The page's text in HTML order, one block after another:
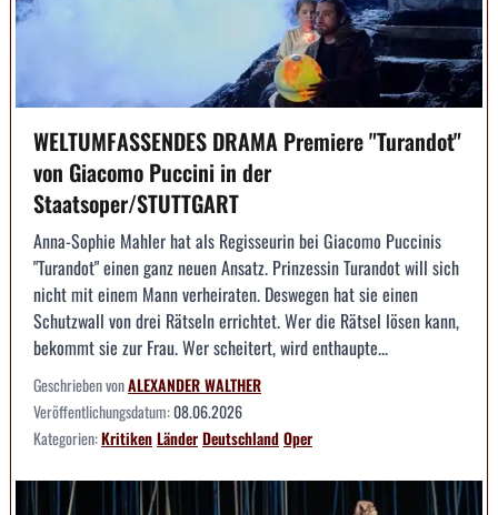
WELTUMFASSENDES DRAMA Premiere "Turandot"
von Giacomo Puccini in der
Staatsoper/STUTTGART
Anna-Sophie Mahler hat als Regisseurin bei Giacomo Puccinis
"Turandot" einen ganz neuen Ansatz. Prinzessin Turandot will sich
nicht mit einem Mann verheiraten. Deswegen hat sie einen
Schutzwall von drei Rätseln errichtet. Wer die Rätsel lösen kann,
bekommt sie zur Frau. Wer scheitert, wird enthaupte...
Geschrieben vonALEXANDER WALTHER
Veröffentlichungsdatum:08.06.2026
Kategorien:KritikenLänderDeutschlandOper